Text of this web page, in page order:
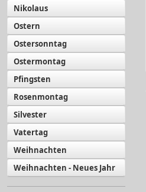
Nikolaus
Ostern
Ostersonntag
Ostermontag
Pfingsten
Rosenmontag
Silvester
Vatertag
Weihnachten
Weihnachten - Neues Jahr